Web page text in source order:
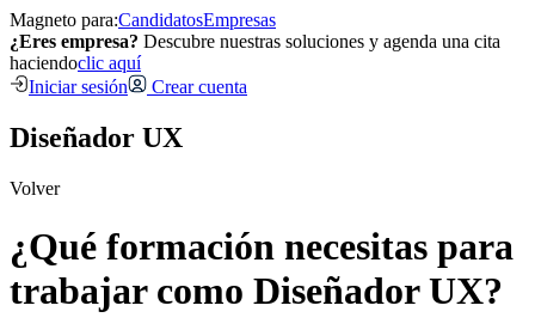
Magneto para:CandidatosEmpresas
¿Eres empresa? Descubre nuestras soluciones y agenda una cita
haciendoclic aquí
Iniciar sesión
Crear cuenta
Diseñador UX
Volver
¿Qué formación necesitas para
trabajar como Diseñador UX?